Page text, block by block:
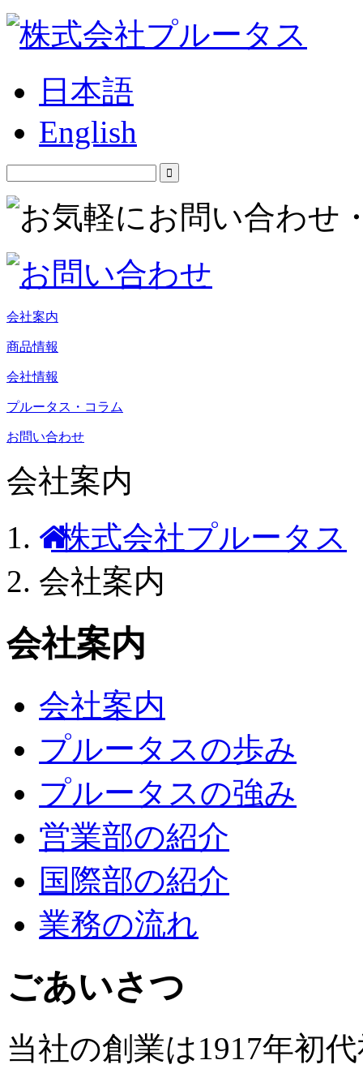
日本語
English
会社案内
商品情報
会社情報
プルータス・コラム
お問い合わせ
会社案内
株式会社プルータス
会社案内
会社案内
会社案内
プルータスの歩み
プルータスの強み
営業部の紹介
国際部の紹介
業務の流れ
ごあいさつ
当社の創業は1917年初